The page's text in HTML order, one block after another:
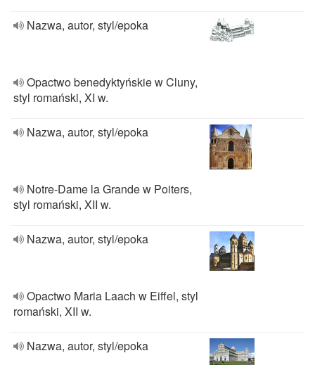
Nazwa, autor, styl/epoka
Opactwo benedyktyńskie w Cluny,
styl romański, XI w.
Nazwa, autor, styl/epoka
Notre-Dame la Grande w Poiters,
styl romański, XII w.
Nazwa, autor, styl/epoka
Opactwo Maria Laach w Eiffel, styl
romański, XII w.
Nazwa, autor, styl/epoka